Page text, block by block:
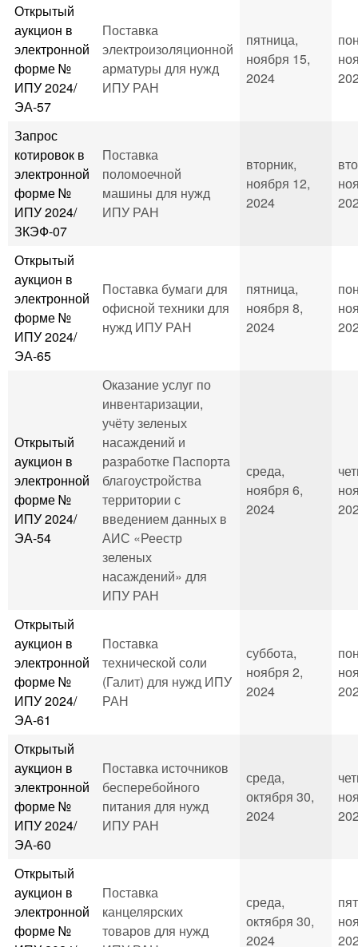
Открытый
аукцион в
электронной
форме №
ИПУ 2024/
ЭА-57
Поставка
электроизоляционной
арматуры для нужд
ИПУ РАН
пятница,
ноября 15,
2024
Запрос
котировок в
электронной
форме №
ИПУ 2024/
ЗКЭФ-07
Поставка
поломоечной
машины для нужд
ИПУ РАН
вторник,
ноября 12,
2024
Открытый
аукцион в
электронной
форме №
ИПУ 2024/
ЭА-65
Поставка бумаги для
офисной техники для
нужд ИПУ РАН
пятница,
ноября 8,
2024
Открытый
аукцион в
электронной
форме №
ИПУ 2024/
ЭА-54
Оказание услуг по
инвентаризации,
учёту зеленых
насаждений и
разработке Паспорта
благоустройства
территории с
введением данных в
АИС «Реестр
зеленых
насаждений» для
ИПУ РАН
среда,
ноября 6,
2024
Открытый
аукцион в
электронной
форме №
ИПУ 2024/
ЭА-61
Поставка
технической соли
(Галит) для нужд ИПУ
РАН
суббота,
ноября 2,
2024
Открытый
аукцион в
электронной
форме №
ИПУ 2024/
ЭА-60
Поставка источников
бесперебойного
питания для нужд
ИПУ РАН
среда,
октября 30,
2024
Открытый
аукцион в
электронной
форме №
Поставка
канцелярских
товаров для нужд
среда,
октября 30,
2024